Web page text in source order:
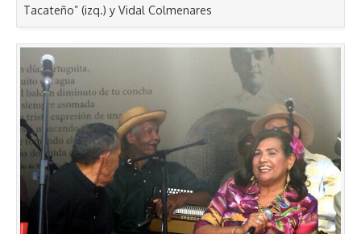
Tacateño” (izq.) y Vidal Colmenares